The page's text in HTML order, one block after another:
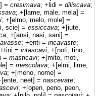
= cresimava; +lidi = diliscava;
; +[lame, male, mela] =
; +[elmo, melo, mole] =
scie] = essiccava; +[iute,
; +[ansi, nasi, sani] =
; +enti = incavaste;
= intascavi; +[noti, tino,
= masticavi; +[mito, moti,
= mescolava; +[elmi, lime,
; +[meno, nome] =
neet] = nascevate;
; +[open, peno, peon,